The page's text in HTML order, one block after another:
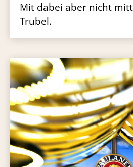
Mit dabei aber nicht
Trubel.